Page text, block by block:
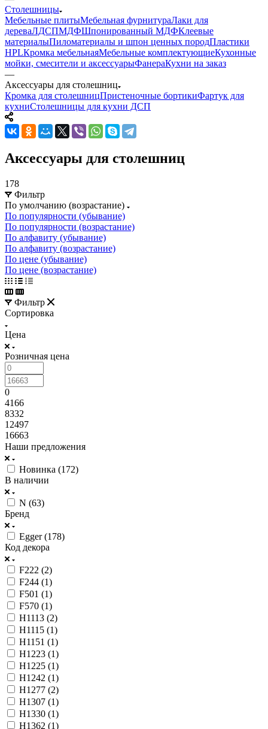
Столешницы
Мебельные плитыМебельная фурнитураЛаки для
дереваЛДСПМДФШпонированный МДФКлеевые
материалыПиломатериалы и шпон ценных породПластики
HPLКромка мебельнаяМебельные комплектующиеКухонные
мойки, смесители и аксессуарыФанераКухни на заказ
—
Аксессуары для столешниц
Кромка для столешницПристеночные бортикиФартук для
кухниСтолешницы для кухни ДСП
Аксессуары для столешниц
178
Фильтр
По умолчанию (возрастание)
По популярности (убывание)
По популярности (возрастание)
По алфавиту (убывание)
По алфавиту (возрастание)
По цене (убывание)
По цене (возрастание)
Фильтр
Сортировка
Цена
Розничная цена
0
4166
8332
12497
16663
Наши предложения
Новинка (172)
В наличии
N (63)
Бренд
Egger (178)
Код декора
F222 (2)
F244 (1)
F501 (1)
F570 (1)
H1113 (2)
H1115 (1)
H1151 (1)
H1223 (1)
H1225 (1)
H1242 (1)
H1277 (2)
H1307 (1)
H1330 (1)
H1362 (1)